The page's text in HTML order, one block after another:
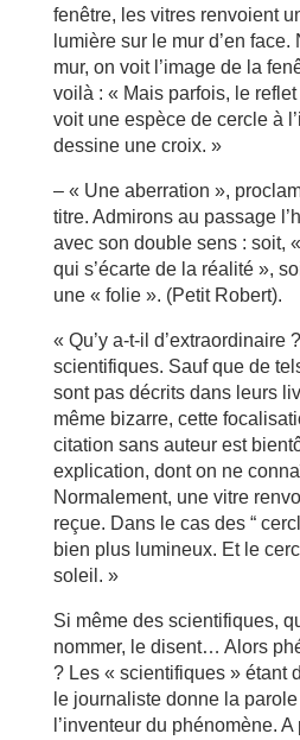
fenêtre, les vitres renvoient
lumière sur le mur d’en
mur, on voit l’image de la
voilà : « Mais parfois, le reflet
voit une espèce de cercle à
dessine une croix. »
– « Une aberration »,
titre. Admirons au passage
avec son double sens : soit,
qui s’écarte de la réalité »,
une « folie ». (Petit Robert).
« Qu’y a-t-il d’extraordinaire
scientifiques. Sauf que de
sont pas décrits dans leurs
même bizarre, cette
citation sans auteur est
explication, dont on ne
Normalement, une vitre
reçue. Dans le cas des “
bien plus lumineux. Et le
soleil. »
Si même des scientifiques,
nommer, le disent… Alors
? Les « scientifiques » étant
le journaliste donne la
l’inventeur du phénomène.